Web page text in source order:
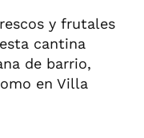
y frutales
cantina
de barrio,
en Villa